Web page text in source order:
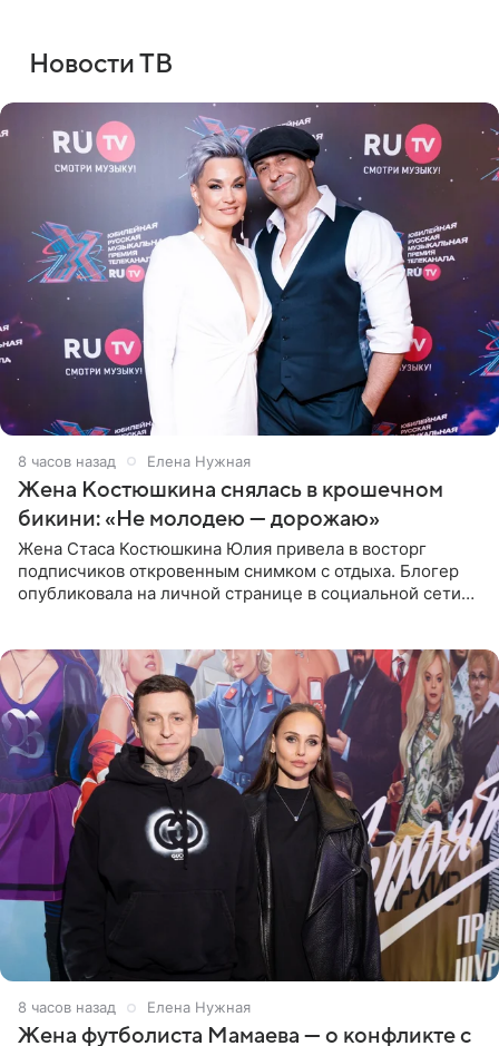
Новости ТВ
8 часов назад Елена Нужная
Жена Костюшкина снялась в крошечном
бикини: «Не молодею — дорожаю»
Жена Стаса Костюшкина Юлия привела в восторг
подписчиков откровенным снимком с отдыха. Блогер
опубликовала на личной странице в социальной сети
8 часов назад Елена Нужная
Жена футболиста Мамаева — о конфликте с